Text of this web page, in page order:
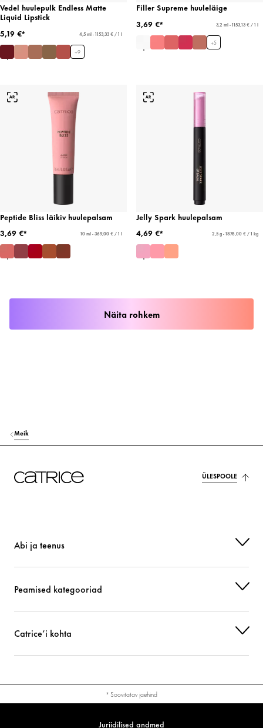
Vedel huulepulk Endless Matte
Liquid Lipstick
5,19 €*
4,5 ml - 1153,33 € / 1 l
+9
Filler Supreme huuleläige
3,69 €*
3,2 ml - 1153,13 € / 1 l
+5
Peptide Bliss läikiv huulepalsam
3,69 €*
10 ml - 369,00 € / 1 l
Jelly Spark huulepalsam
4,69 €*
2,5 g - 1876,00 € / 1 kg
Näita rohkem
Meik
ÜLESPOOLE
Abi ja teenus
Peamised kategooriad
Catrice’i kohta
* Soovitatav jaehind
Juriidilised andmed